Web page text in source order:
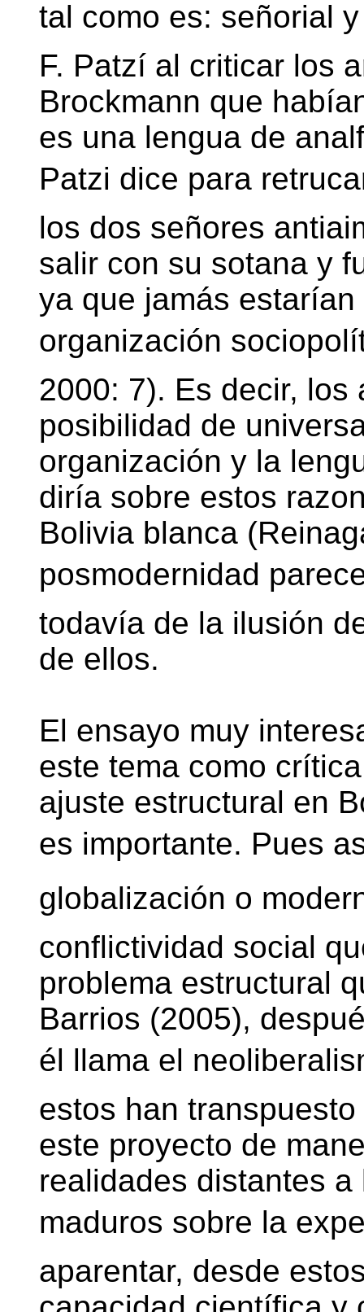
tal como es: señorial
F. Patzí al criticar los
Brockmann que
es una lengua de
Patzi dice para
los dos señores
salir con su sotana y
ya que jamás
organización
2000: 7). Es decir, los
posibilidad de
organización y la
diría sobre estos
Bolivia blanca
posmodernidad
todavía de la ilusión
de ellos.
El ensayo muy
este tema como
ajuste estructural en
es importante. Pues
globalización o
conflictividad social
problema estructural
Barrios (2005),
él llama el
estos han
este proyecto de
realidades distantes
maduros sobre la
aparentar, desde